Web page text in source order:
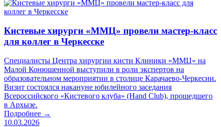
Кистевые хирурги «ММЦ» провели мастер-класс
для коллег в Черкесске
Специалисты Центра хирургии кисти Клиники «ММЦ» на
Малой Конюшенной выступили в роли экспертов на
образовательном мероприятии в столице Карачаево-Черкесии.
Визит состоялся накануне юбилейного заседания
Всероссийского «Кистевого клуба» (Hand Club), прошедшего
в Архызе.
Подробнее →
10.03.2026